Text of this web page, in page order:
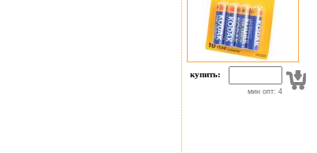
купить:
мин опт: 4